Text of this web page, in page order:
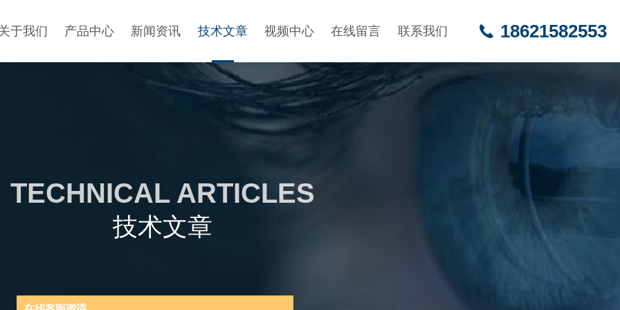
于我们 产品中心 新闻资讯 技术文章 视频中心 在线留言 联系我们 18621582553
TECHNICAL ARTICLES
技术文章